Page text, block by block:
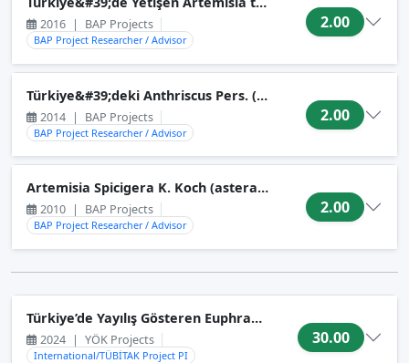
2016 | BAP Projects
BAP Project Researcher / Advisor
2.00
Türkiye&#39;deki Anthriscus Pers. (Apiaceae) Türlerinin
2014 | BAP Projects
BAP Project Researcher / Advisor
2.00
Artemisia Spicigera K. Koch (asteraceae) Türünün Van
2010 | BAP Projects
BAP Project Researcher / Advisor
2.00
Türkiye’de Yayılış Gösteren Euphrasia L.
2024 | YÖK Projects
International/TÜBİTAK Project PI
30.00